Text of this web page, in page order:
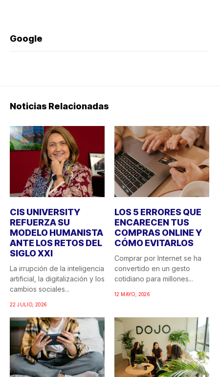
Google
Noticias Relacionadas
CIS UNIVERSITY
REFUERZA SU
MODELO HUMANISTA
ANTE LOS RETOS DEL
SIGLO XXI
La irrupción de la inteligencia
artificial, la digitalización y los
cambios sociales...
22 JULIO, 2026
LOS 5 ERRORES QUE
ENCARECEN TUS
COMPRAS ONLINE Y
CÓMO EVITARLOS
Comprar por Internet se ha
convertido en un gesto
cotidiano para millones...
12 MAYO, 2026